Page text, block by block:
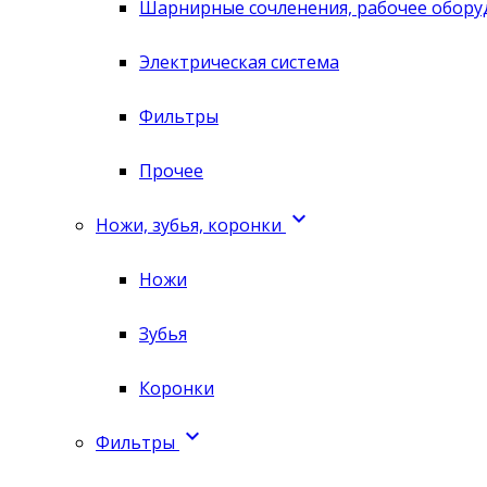
Шарнирные сочленения, рабочее
Электрическая система
Фильтры
Прочее
Ножи, зубья, коронки 
Ножи
Зубья
Коронки
Фильтры 